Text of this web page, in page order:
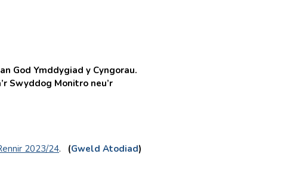
God Ymddygiad y Cyngorau.
Swyddog Monitro neu’r
2023/24. (Gweld Atodiad)